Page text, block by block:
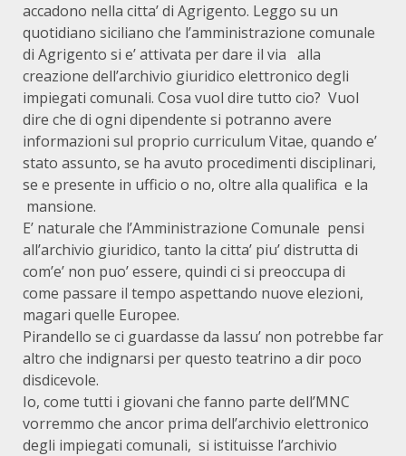
accadono nella citta’ di Agrigento. Leggo su un
quotidiano siciliano che l’amministrazione comunale
di Agrigento si e’ attivata per dare il via alla
creazione dell’archivio giuridico elettronico degli
impiegati comunali. Cosa vuol dire tutto cio? Vuol
dire che di ogni dipendente si potranno avere
informazioni sul proprio curriculum Vitae, quando e’
stato assunto, se ha avuto procedimenti disciplinari,
se e presente in ufficio o no, oltre alla qualifica e la
mansione.
E’ naturale che l’Amministrazione Comunale pensi
all’archivio giuridico, tanto la citta’ piu’ distrutta di
com’e’ non puo’ essere, quindi ci si preoccupa di
come passare il tempo aspettando nuove elezioni,
magari quelle Europee.
Pirandello se ci guardasse da lassu’ non potrebbe far
altro che indignarsi per questo teatrino a dir poco
disdicevole.
Io, come tutti i giovani che fanno parte dell’MNC
vorremmo che ancor prima dell’archivio elettronico
degli impiegati comunali, si istituisse l’archivio